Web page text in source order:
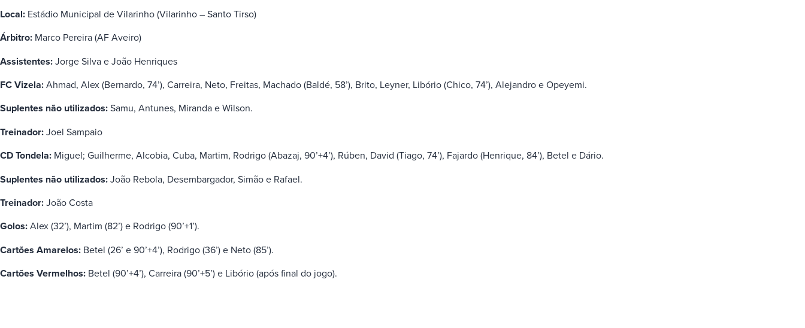
Local: Estádio Municipal de Vilarinho (Vilarinho – Santo Tirso)
Árbitro: Marco Pereira (AF Aveiro)
Assistentes:Jorge Silva e João Henriques
FC Vizela:Ahmad, Alex (Bernardo, 74’), Carreira, Neto, Freitas, Machado (Baldé, 58’), Brito, Leyner, Libório (Chico, 74’), Alejandro e Opeyemi.
Suplentes não utilizados:Samu, Antunes, Miranda e Wilson.
Treinador:Joel Sampaio
CD Tondela: Miguel; Guilherme, Alcobia, Cuba, Martim, Rodrigo (Abazaj, 90’+4’), Rúben, David (Tiago, 74’), Fajardo (Henrique, 84’), Betel e Dário.
Suplentes não utilizados:João Rebola, Desembargador, Simão e Rafael.
Treinador:João Costa
Golos:Alex (32’), Martim (82’) e Rodrigo (90’+1’).
Cartões Amarelos: Betel (26’ e 90’+4’), Rodrigo (36’) e Neto (85’).
Cartões Vermelhos: Betel (90’+4’), Carreira (90’+5’) e Libório (após final do jogo).